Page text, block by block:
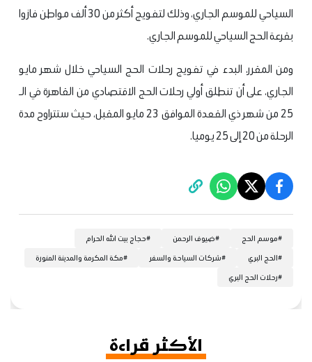
السياحي للموسم الجاري، وذلك لتفويج أكثر من 30 ألف مواطن فازوا
بقرعة الحج السياحي للموسم الجاري.
ومن المقرر، البدء في تفويج رحلات الحج السياحي خلال شهر مايو
الجاري، على أن تنطلق أولي رحلات الحج الاقتصادي من القاهرة في الـ
25 من شهر ذي القعدة الموافق 23 مايو المقبل، حيث ستتراوح مدة
الرحلة من 20 إلى 25 يوميا.
#موسم الحج #ضيوف الرحمن #حجاج بيت الله الحرام
#الحج البري #شركات السياحة والسفر #مكة المكرمة والمدينة المنورة
#رحلات الحج البري
الأكثر قراءة